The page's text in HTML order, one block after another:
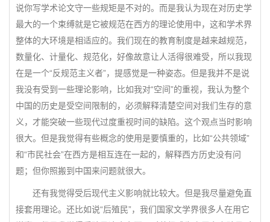
说你写学术论文守一些规矩是不对的。而是我认为现在对历史学
最大的一个束缚就是它被规范在西方的理论使用中，这和学术界
整体的大环境是相适应的。我们现在的教育制度是越来越规范，
数量化、计量化、规范化，好像故意让人活得很难受，所以我现
在是一个“反规范主义者”，提感觉是一种姿态。但是我并不是说
我没有受到一些理论影响，比如我对“空间”的重视，我认为整个
中国的历史是受空间限制的，必须解释清楚空间对我们生存的意
义，才能突破一些现代过度重视时间的缺陷。这个观点当时影响
很大。但是我觉得有些概念的使用是要慎重的，比如“公共领域”
和“市民社会”在西方是相互连在一起的，解释西方历史没有问
题；但你照搬到中国来问题就很大。
还有我觉得受后现代主义影响就比较大。但是我尽量避免直
接套用理论。还比如说“后殖民”，我们国家文学界很多人在用它